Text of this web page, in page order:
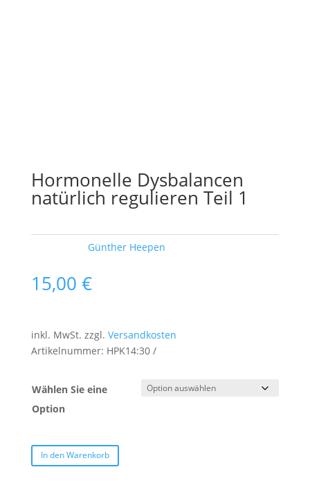
Hormonelle Dysbalancen
natürlich regulieren Teil 1
Günther Heepen
15,00 €
inkl. MwSt. zzgl. Versandkosten
Artikelnummer: HPK14:30
Wählen Sie eine
Option
In den Warenkorb